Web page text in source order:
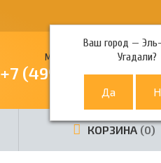
Ваш город —
Угадали?
Многоканальный телефон
+7 (499) 380-80-80
КОРЗИНА 0